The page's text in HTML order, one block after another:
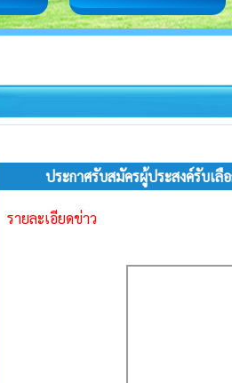
ประกาศรับสมัครผู้ประสงค์รับเ
รายละเอียดข่าว